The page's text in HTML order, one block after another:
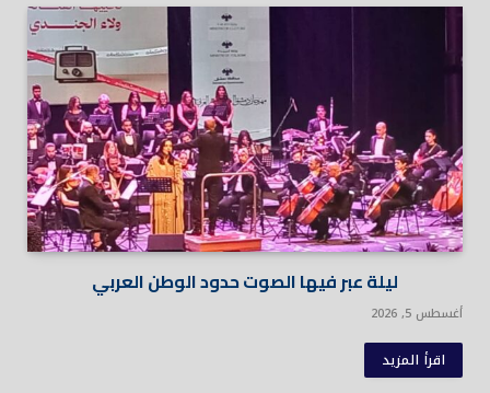
ليلة عبر فيها الصوت حدود الوطن العربي
أغسطس 5, 2026
اقرأ المزيد